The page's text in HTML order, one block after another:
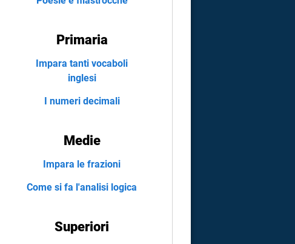
Primaria
Impara tanti vocaboli
inglesi
I numeri decimali
Medie
Impara le frazioni
Come si fa l'analisi logica
Superiori